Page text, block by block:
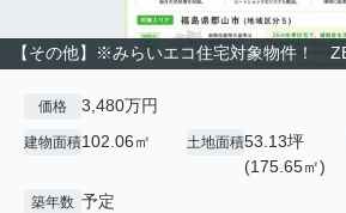
【その他】※みらいエコ住宅対象物件！
価格 3,480万円
建物面積102.06㎡ 土地面積53.13坪
(175.65㎡)
築年数 予定